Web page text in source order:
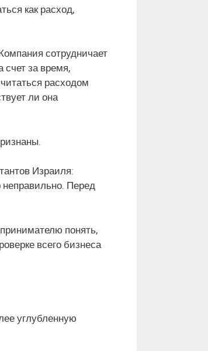
как расход,
сотрудничает
за время,
расходом
ли она
Израиля:
неправильно. Перед
понять,
всего бизнеса
углубленную